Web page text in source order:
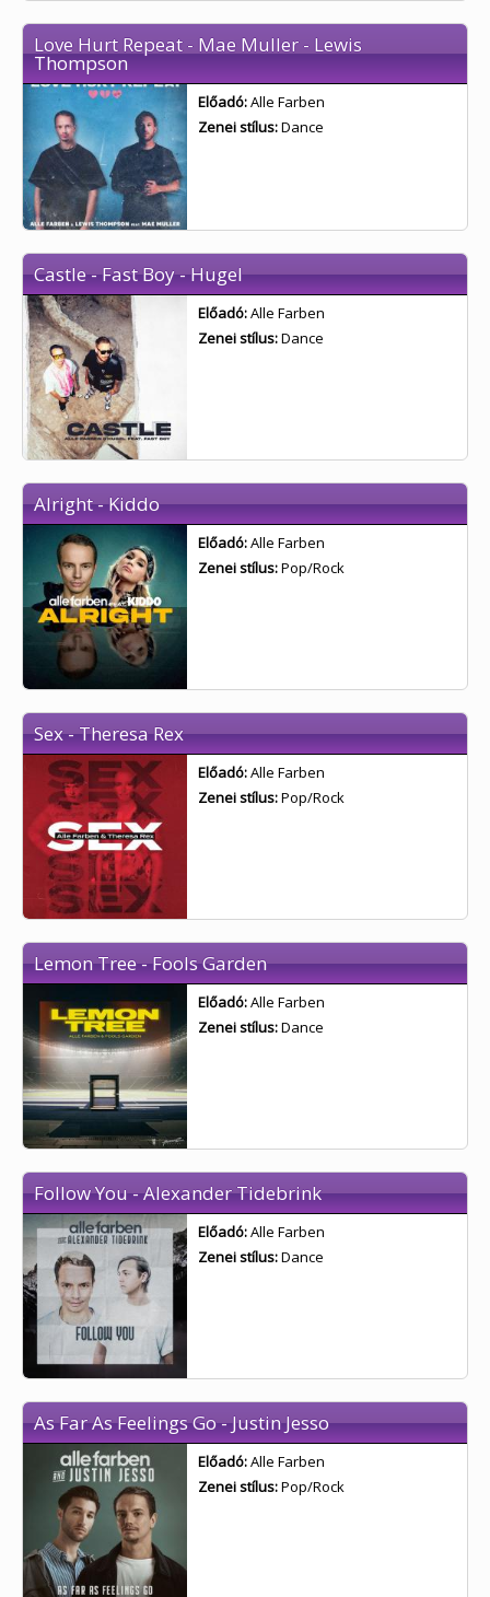
Love Hurt Repeat - Mae Muller - Lewis
Thompson
Előadó:Alle Farben
Zenei stílus:Dance
Castle - Fast Boy - Hugel
Előadó:Alle Farben
Zenei stílus:Dance
Alright - Kiddo
Előadó:Alle Farben
Zenei stílus:Pop/Rock
Sex - Theresa Rex
Előadó:Alle Farben
Zenei stílus:Pop/Rock
Lemon Tree - Fools Garden
Előadó:Alle Farben
Zenei stílus:Dance
Follow You - Alexander Tidebrink
Előadó:Alle Farben
Zenei stílus:Dance
As Far As Feelings Go - Justin Jesso
Előadó:Alle Farben
Zenei stílus:Pop/Rock